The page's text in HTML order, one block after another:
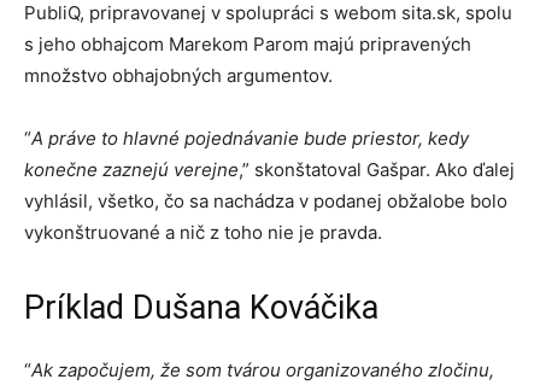
PubliQ, pripravovanej v spolupráci s webom sita.sk, spolu
s jeho obhajcom Marekom Parom majú pripravených
množstvo obhajobných argumentov.
“A práve to hlavné pojednávanie bude priestor, kedy
konečne zaznejú verejne,” skonštatoval Gašpar. Ako ďalej
vyhlásil, všetko, čo sa nachádza v podanej obžalobe bolo
vykonštruované a nič z toho nie je pravda.
Príklad Dušana Kováčika
“Ak započujem, že som tvárou organizovaného zločinu,